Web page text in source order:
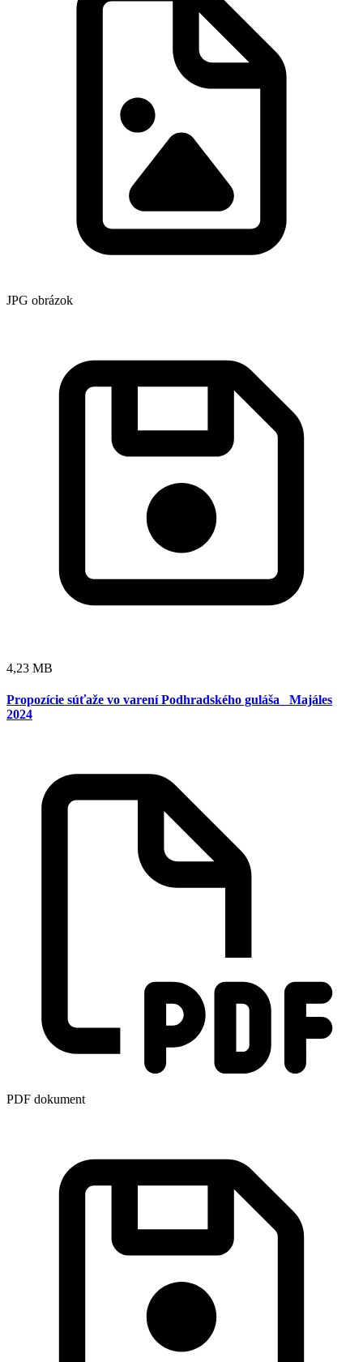
JPG obrázok
4,23 MB
Propozície súťaže vo varení Podhradského guláša_ Majáles
2024
PDF dokument